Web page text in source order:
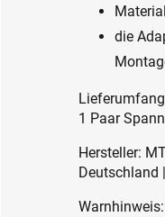
die
1 Paar
Hersteller:
Deutschland